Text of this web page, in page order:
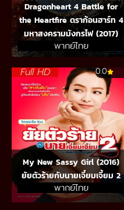
Dragonheart 4 Battle for
the Heartfire ดราก้อนฮาร์ท 4
มหาสงครามมังกรไฟ (2017)
พากย์ไทย
Full HD 0.0
My New Sassy Girl (2016)
ยัยตัวร้ายกับนายเจี๋ยมเจี้ยม 2
พากย์ไทย